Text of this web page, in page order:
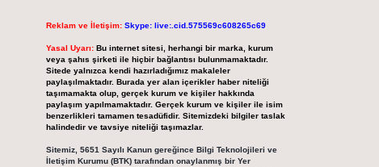
Reklam ve İletişim: Skype: live:.cid.575569c608265c69
Yasal Uyarı: Bu internet sitesi, herhangi bir marka, kurum
veya şahıs şirketi ile hiçbir bağlantısı bulunmamaktadır.
Sitede yalnızca kendi hazırladığımız makaleler
paylaşılmaktadır. Burada yer alan içerikler haber niteliği
taşımamakta olup, gerçek kurum ve kişiler hakkında
paylaşım yapılmamaktadır. Gerçek kurum ve kişiler ile isim
benzerlikleri tamamen tesadüfidir. Sitemizdeki bilgiler taslak
halindedir ve tavsiye niteliği taşımazlar.
Sitemiz, 5651 Sayılı Kanun gereğince Bilgi Teknolojileri ve
İletişim Kurumu (BTK) tarafından onaylanmış bir Yer